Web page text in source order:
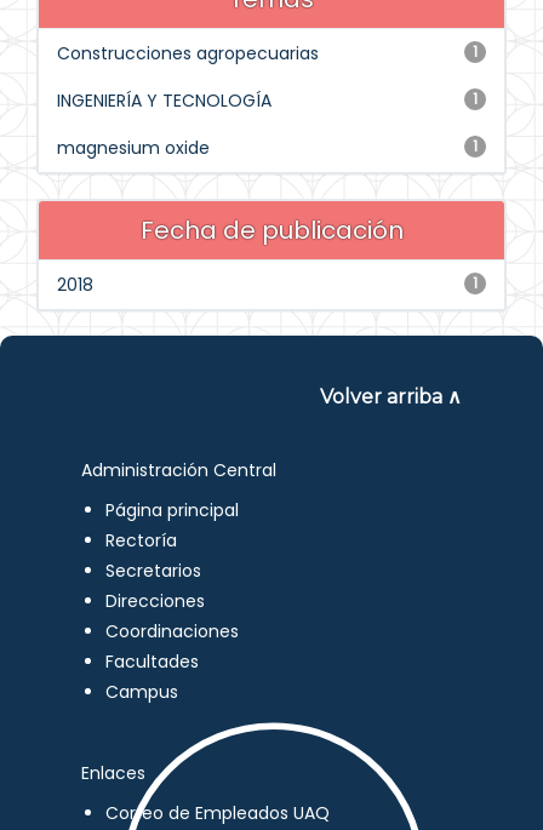
1
Construcciones agropecuarias
1
INGENIERÍA Y TECNOLOGÍA
1
magnesium oxide
Fecha de publicación
1
2018
Volver arriba ∧
Administración Central
Página principal
Rectoría
Secretarios
Direcciones
Coordinaciones
Facultades
Campus
Enlaces
Correo de Empleados UAQ